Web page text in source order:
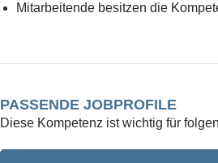
Mitarbeitende besitzen die
PASSENDE JOBPROFILE
Diese Kompetenz ist wichtig für